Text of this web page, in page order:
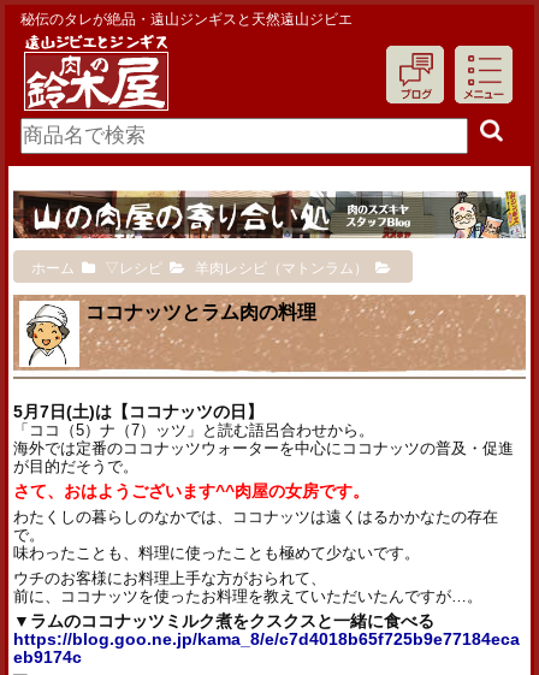
秘伝のタレが絶品・遠山ジンギスと天然遠山ジビエ
ホーム ▽レシピ 羊肉レシピ（マトンラム）
ココナッツとラム肉の料理
5月7日(土)は【ココナッツの日】
「ココ（5）ナ（7）ッツ」と読む語呂合わせから。
海外では定番のココナッツウォーターを中心にココナッツの普及・促進
が目的だそうで。
さて、おはようございます^^肉屋の女房です。
わたくしの暮らしのなかでは、ココナッツは遠くはるかかなたの存在
で。
味わったことも、料理に使ったことも極めて少ないです。
ウチのお客様にお料理上手な方がおられて、
前に、ココナッツを使ったお料理を教えていただいたんですが…。
▼ラムのココナッツミルク煮をクスクスと一緒に食べる
https://blog.goo.ne.jp/kama_8/e/c7d4018b65f725b9e77184eca
eb9174c